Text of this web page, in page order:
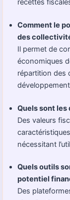
recettes
Comment le
des
Il permet de
économiques
répartition des
Quels sont les
Des valeurs
nécessitant
Quels outils
potentiel
Des